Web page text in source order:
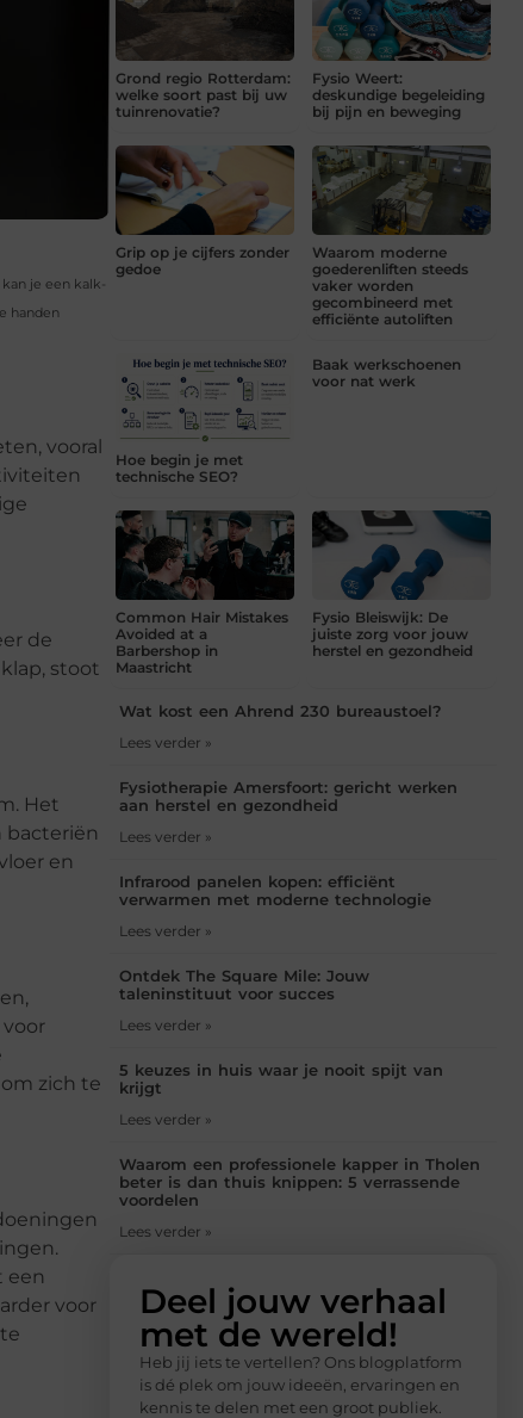
je een kalk-
handen
vooral
de
stoot
Het
bacteriën
en
zich te
een
voor
Grond regio Rotterdam:
welke soort past bij uw
tuinrenovatie?
Fysio Weert:
deskundige begeleiding
bij pijn en beweging
Grip op je cijfers zonder
gedoe
Waarom moderne
goederenliften steeds
vaker worden
gecombineerd met
efficiënte autoliften
Hoe begin je met
technische SEO?
Baak werkschoenen
voor nat werk
Common Hair Mistakes
Avoided at a
Barbershop in
Maastricht
Fysio Bleiswijk: De
juiste zorg voor jouw
herstel en gezondheid
Wat kost een Ahrend 230 bureaustoel?
Lees verder »
Fysiotherapie Amersfoort: gericht werken
aan herstel en gezondheid
Lees verder »
Infrarood panelen kopen: efficiënt
verwarmen met moderne technologie
Lees verder »
Ontdek The Square Mile: Jouw
taleninstituut voor succes
Lees verder »
5 keuzes in huis waar je nooit spijt van
krijgt
Lees verder »
Waarom een professionele kapper in Tholen
beter is dan thuis knippen: 5 verrassende
voordelen
Lees verder »
Deel jouw verhaal
met de wereld!
Heb jij iets te vertellen? Ons blogplatform
is dé plek om jouw ideeën, ervaringen en
kennis te delen met een groot publiek.